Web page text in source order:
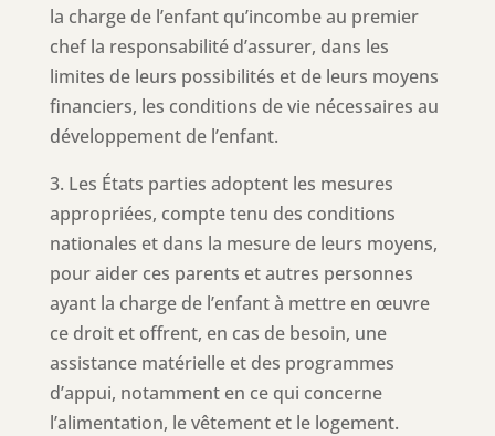
la charge de l’enfant qu’incombe au premier
chef la responsabilité d’assurer, dans les
limites de leurs possibilités et de leurs moyens
financiers, les conditions de vie nécessaires au
développement de l’enfant.
3. Les États parties adoptent les mesures
appropriées, compte tenu des conditions
nationales et dans la mesure de leurs moyens,
pour aider ces parents et autres personnes
ayant la charge de l’enfant à mettre en œuvre
ce droit et offrent, en cas de besoin, une
assistance matérielle et des programmes
d’appui, notamment en ce qui concerne
l’alimentation, le vêtement et le logement.